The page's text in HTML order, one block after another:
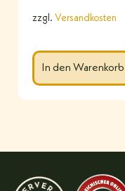
zzgl. Versandkosten
In den Warenkorb